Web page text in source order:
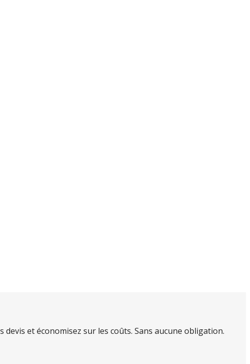
et économisez sur les coûts. Sans aucune obligation.